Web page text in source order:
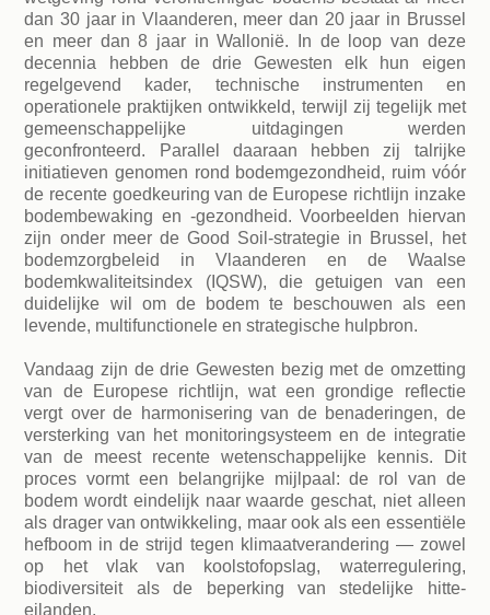
dan 30 jaar in Vlaanderen, meer dan 20 jaar in Brussel
en meer dan 8 jaar in Wallonië. In de loop van deze
decennia hebben de drie Gewesten elk hun eigen
regelgevend kader, technische instrumenten en
operationele praktijken ontwikkeld, terwijl zij tegelijk met
gemeenschappelijke uitdagingen werden
geconfronteerd. Parallel daaraan hebben zij talrijke
initiatieven genomen rond bodemgezondheid, ruim vóór
de recente goedkeuring van de Europese richtlijn inzake
bodembewaking en -gezondheid. Voorbeelden hiervan
zijn onder meer de Good Soil-strategie in Brussel, het
bodemzorgbeleid in Vlaanderen en de Waalse
bodemkwaliteitsindex (IQSW), die getuigen van een
duidelijke wil om de bodem te beschouwen als een
levende, multifunctionele en strategische hulpbron.
Vandaag zijn de drie Gewesten bezig met de omzetting
van de Europese richtlijn, wat een grondige reflectie
vergt over de harmonisering van de benaderingen, de
versterking van het monitoringsysteem en de integratie
van de meest recente wetenschappelijke kennis. Dit
proces vormt een belangrijke mijlpaal: de rol van de
bodem wordt eindelijk naar waarde geschat, niet alleen
als drager van ontwikkeling, maar ook als een essentiële
hefboom in de strijd tegen klimaatverandering — zowel
op het vlak van koolstofopslag, waterregulering,
biodiversiteit als de beperking van stedelijke hitte-
eilanden.